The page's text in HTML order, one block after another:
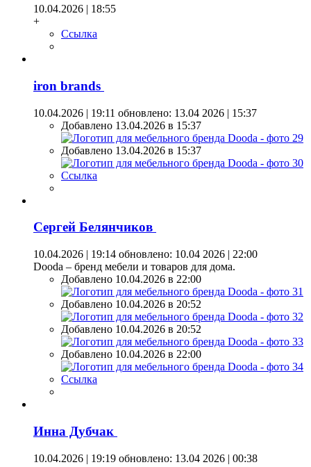
10.04.2026 | 18:55
+
Ссылка
iron brands
10.04.2026 | 19:11 обновлено: 13.04 2026 | 15:37
Добавлено 13.04.2026 в 15:37
Добавлено 13.04.2026 в 15:37
Ссылка
Сергей Белянчиков
10.04.2026 | 19:14 обновлено: 10.04 2026 | 22:00
Dooda – бренд мебели и товаров для дома.
Добавлено 10.04.2026 в 22:00
Добавлено 10.04.2026 в 20:52
Добавлено 10.04.2026 в 20:52
Добавлено 10.04.2026 в 22:00
Ссылка
Инна Дубчак
10.04.2026 | 19:19 обновлено: 13.04 2026 | 00:38